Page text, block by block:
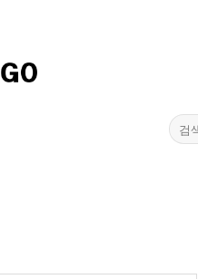
검
색: